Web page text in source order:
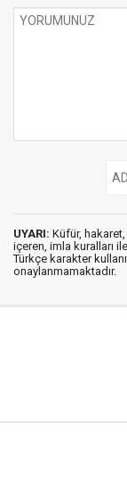
UYARI: Küfür,
içeren, imla kuralları
Türkçe karakter
onaylanmamaktadır.